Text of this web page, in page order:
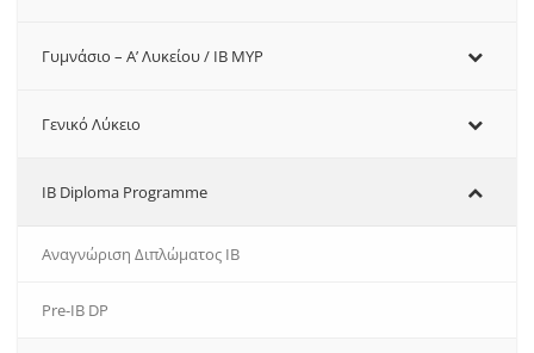
Γυμνάσιο – Α’ Λυκείου / IB MYP
Γενικό Λύκειο
IB Diploma Programme
Αναγνώριση Διπλώματος IB
Pre-IB DP